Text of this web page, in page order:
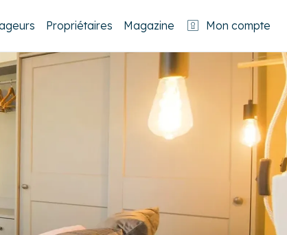
Propriétaires Magazine Mon compte